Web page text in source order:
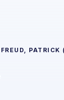
FREUD, PATRICK